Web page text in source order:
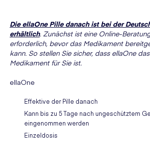
Die ellaOne Pille danach ist bei der
erhältlich. Zunächst ist eine Online-
erforderlich, bevor das Medikament
kann. So stellen Sie sicher, dass ellaOne
Medikament für Sie ist.
ellaOne
Effektive der Pille danach
Kann bis zu 5 Tage nach ungeschütztem
eingenommen werden
Einzeldosis